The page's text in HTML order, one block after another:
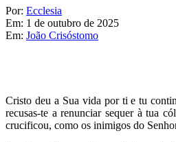
Por: Ecclesia
Em: 1 de outubro de 2025
Em: João Crisóstomo
Cristo deu a Sua vida por ti e tu
recusas-te a renunciar sequer à tua
crucificou, como os inimigos do